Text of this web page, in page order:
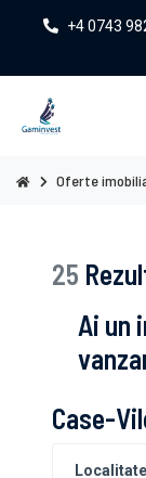
+4 0743
Oferte
25
Ai un
Case-